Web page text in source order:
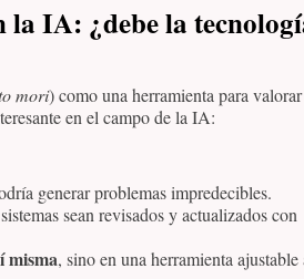
IA: ¿debe la
mori) como una herramienta para
en el campo de la IA:
generar problemas impredecibles.
sean revisados y actualizados con
misma, sino en una herramienta ajustable